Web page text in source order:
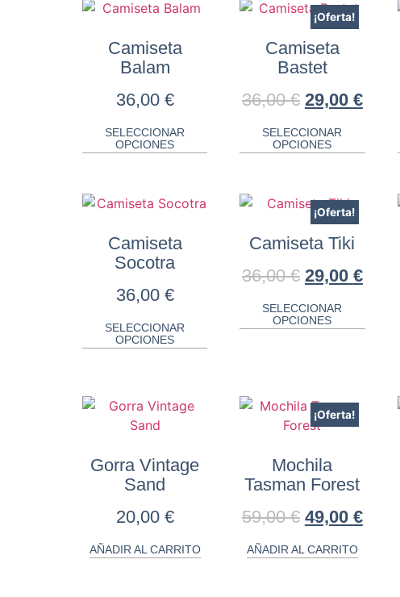
Camiseta
Balam
36,00 €
SELECCIONAR
OPCIONES
¡Oferta!
Camiseta
Bastet
36,00€ 29,00 €
SELECCIONAR
OPCIONES
Camiseta
Socotra
36,00 €
SELECCIONAR
OPCIONES
¡Oferta!
Camiseta Tiki
36,00€ 29,00 €
SELECCIONAR
OPCIONES
Gorra Vintage
Sand
20,00 €
AÑADIR AL CARRITO
¡Oferta!
Mochila
Tasman Forest
59,00€ 49,00 €
AÑADIR AL CARRITO